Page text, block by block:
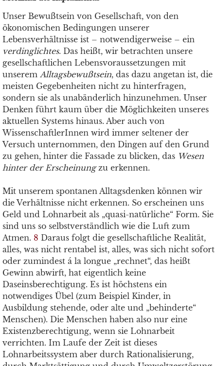
Unser Bewußtsein von Gesellschaft, von den
ökonomischen Bedingungen unserer
Lebensverhältnisse ist – notwendigerweise – ein
verdinglichtes. Das heißt, wir betrachten unsere
gesellschaftlichen Lebensvoraussetzungen mit
unserem Alltagsbewußtsein, das dazu angetan ist, die
meisten Gegebenheiten nicht zu hinterfragen,
sondern sie als unabänderlich hinzunehmen. Unser
Denken führt kaum über die Möglichkeiten unseres
aktuellen Systems hinaus. Aber auch von
WissenschaftlerInnen wird immer seltener der
Versuch unternommen, den Dingen auf den Grund
zu gehen, hinter die Fassade zu blicken, das Wesen
hinter der Erscheinungzu erkennen.
Mit unserem spontanen Alltagsdenken können wir
die Verhältnisse nicht erkennen. So erscheinen uns
Geld und Lohnarbeit als „quasi-natürliche“ Form. Sie
sind uns so selbstverständlich wie die Luft zum
Atmen. 8 Daraus folgt die gesellschaftliche Realität,
alles, was nicht rentabel ist, alles, was sich nicht sofort
oder zumindest á la longue „rechnet“, das heißt
Gewinn abwirft, hat eigentlich keine
Daseinsberechtigung. Es ist höchstens ein
notwendiges Übel (zum Beispiel Kinder, in
Ausbildung stehende, oder alte und „behinderte“
Menschen). Die Menschen haben also nur eine
Existenzberechtigung, wenn sie Lohnarbeit
verrichten. Im Laufe der Zeit ist dieses
Lohnarbeitssystem aber durch Rationalisierung,